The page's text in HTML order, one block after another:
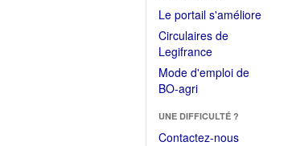
Le portail s'améliore(Fichier
Circulaires de
Legifrance(Ouvrir
dans
une
fenêtre)
Mode d'emploi de
BO-agri(Ouvrir
une
nouvelle
UNE DIFFICULTÉ ?
Contactez-nous